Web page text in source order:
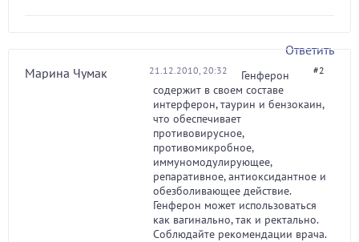
Ответить
Марина Чумак
21.12.2010, 20:32 #2
Генферон
содержит в своем составе
интерферон, таурин и бензокаин,
что обеспечивает
противовирусное,
противомикробное,
иммуномодулирующее,
репаративное, антиоксидантное и
обезболивающее действие.
Генферон может использоваться
как вагинально, так и ректально.
Соблюдайте рекомендации врача.